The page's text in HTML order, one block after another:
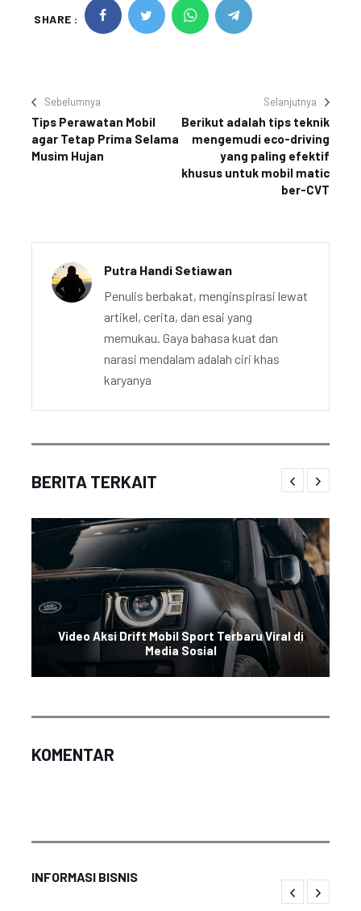
SHARE :
Sebelumnya
Tips Perawatan Mobil
agar Tetap Prima Selama
Musim Hujan
Selanjutnya
Berikut adalah tips teknik
mengemudi eco-driving
yang paling efektif
khusus untuk mobil matic
ber-CVT
Putra Handi Setiawan
Penulis berbakat, menginspirasi lewat
artikel, cerita, dan esai yang
memukau. Gaya bahasa kuat dan
narasi mendalam adalah ciri khas
karyanya
BERITA TERKAIT
Video Aksi Drift Mobil Sport Terbaru Viral di
Media Sosial
KOMENTAR
INFORMASI BISNIS